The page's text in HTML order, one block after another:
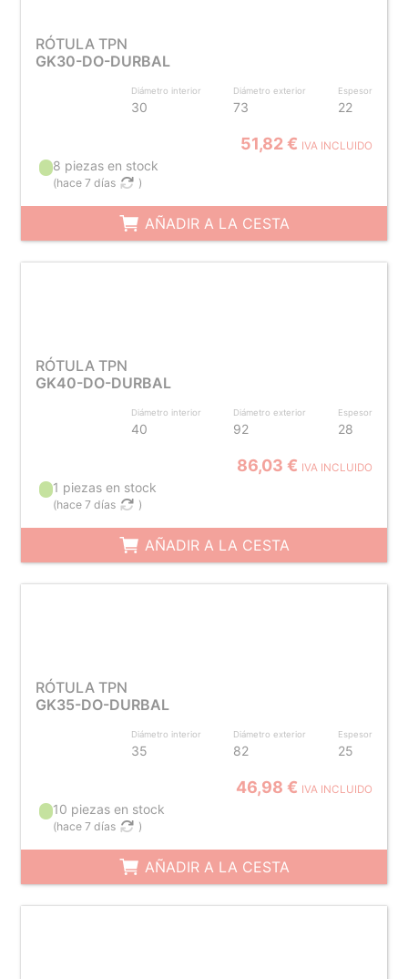
RÓTULA TPN
GK30-DO-DURBAL
Diámetro interior
30
Diámetro exterior
73
Espesor
22
51,82 € IVA INCLUIDO
8 piezas en stock
(hace 7 días )
AÑADIR A LA CESTA
RÓTULA TPN
GK40-DO-DURBAL
Diámetro interior
40
Diámetro exterior
92
Espesor
28
86,03 € IVA INCLUIDO
1 piezas en stock
(hace 7 días )
AÑADIR A LA CESTA
RÓTULA TPN
GK35-DO-DURBAL
Diámetro interior
35
Diámetro exterior
82
Espesor
25
46,98 € IVA INCLUIDO
10 piezas en stock
(hace 7 días )
AÑADIR A LA CESTA